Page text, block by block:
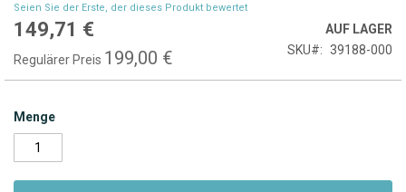
springen
Seien Sie der Erste, der dieses Produkt bewertet
Sonderpreis
149,71 €
Regulärer Preis 199,00 €
AUF LAGER
SKU
39188-000
Menge